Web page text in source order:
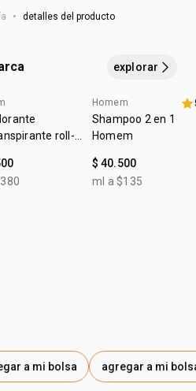
pomelo y limón
madera guayaco, cashmeran y
cuello y detrás de las
• detalles del producto
explorar
40%
roll-
a mi bolsa
Homem
Shampoo 2 en 1
Homem
$ 40.500
ml a $135
agregar a mi